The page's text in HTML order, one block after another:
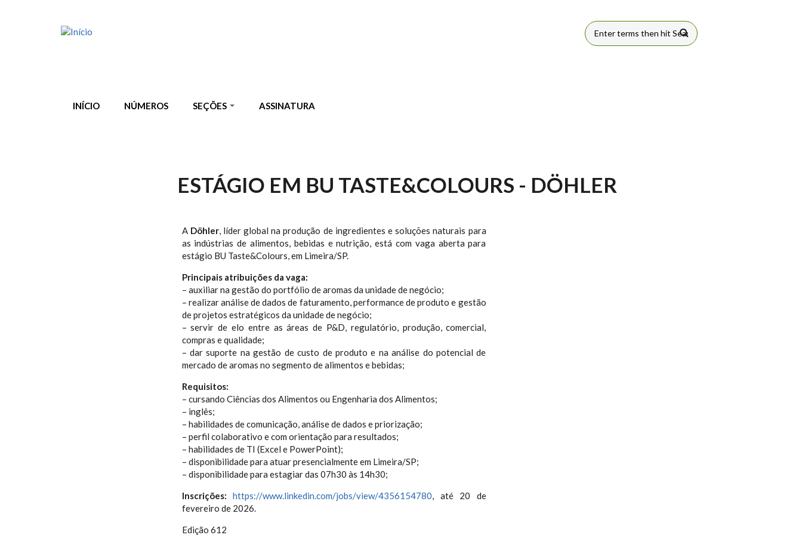
FORMULÁRIO
INÍCIO NÚMEROS SEÇÕES ASSINATURA
ESTÁGIO EM BU TASTE&COLOURS - DÖHLER
A Döhler, líder global na produção de ingredientes e soluções naturais para
as indústrias de alimentos, bebidas e nutrição, está com vaga aberta para
estágio BU Taste&Colours, em Limeira/SP.
Principais atribuições da vaga:
– auxiliar na gestão do portfólio de aromas da unidade de negócio;
– realizar análise de dados de faturamento, performance de produto e gestão
de projetos estratégicos da unidade de negócio;
– servir de elo entre as áreas de P&D, regulatório, produção, comercial,
compras e qualidade;
– dar suporte na gestão de custo de produto e na análise do potencial de
mercado de aromas no segmento de alimentos e bebidas;
Requisitos:
– cursando Ciências dos Alimentos ou Engenharia dos Alimentos;
– inglês;
– habilidades de comunicação, análise de dados e priorização;
– perfil colaborativo e com orientação para resultados;
– habilidades de TI (Excel e PowerPoint);
– disponibilidade para atuar presencialmente em Limeira/SP;
– disponibilidade para estagiar das 07h30 às 14h30;
Inscrições: https://www.linkedin.com/jobs/view/4356154780, até 20 de
fevereiro de 2026.
Edição 612